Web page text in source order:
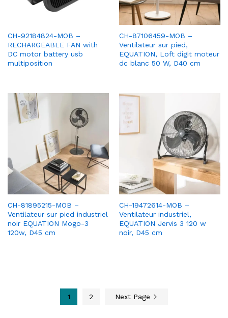
CH-92184824-MOB –
RECHARGEABLE FAN with
DC motor battery usb
multiposition
CH-87106459-MOB –
Ventilateur sur pied,
EQUATION, Loft digit moteur
dc blanc 50 W, D40 cm
CH-81895215-MOB –
Ventilateur sur pied industriel
noir EQUATION Mogo-3
120w, D45 cm
CH-19472614-MOB –
Ventilateur industriel,
EQUATION Jervis 3 120 w
noir, D45 cm
1 2 Next Page